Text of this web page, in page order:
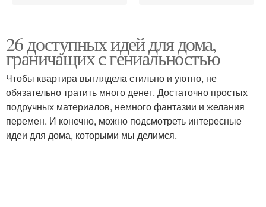
26 доступных идей для дома,
граничащих с гениальностью
Чтобы квартира выглядела стильно и уютно, не
обязательно тратить много денег. Достаточно простых
подручных материалов, немного фантазии и желания
перемен. И конечно, можно подсмотреть интересные
идеи для дома, которыми мы делимся.